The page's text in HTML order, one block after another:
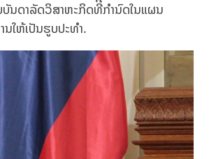
ນດາລັດວິສາຫະກິດທີີີ່ກໍານົດໃນແຜນ
ໃຫ້ເປັນຮູບປະທຳ.